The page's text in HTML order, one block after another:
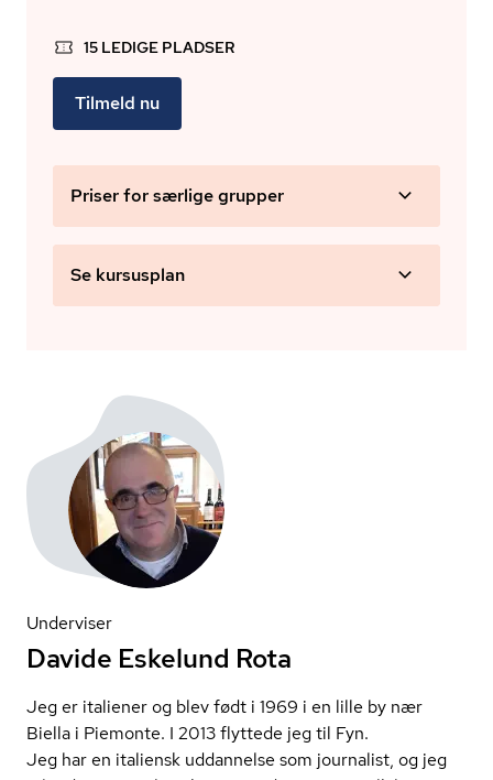
15 LEDIGE PLADSER
Tilmeld nu
Priser for særlige grupper
Se kursusplan
Underviser
Davide Eskelund Rota
Jeg er italiener og blev født i 1969 i en lille by nær
Biella i Piemonte. I 2013 flyttede jeg til Fyn.
Jeg har en italiensk uddannelse som journalist, og jeg